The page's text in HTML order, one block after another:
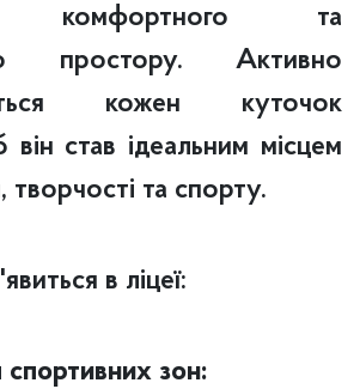
комфортного та
простору. Активно
кожен куточок
став ідеальним місцем
творчості та спорту.
в ліцеї:
зон: